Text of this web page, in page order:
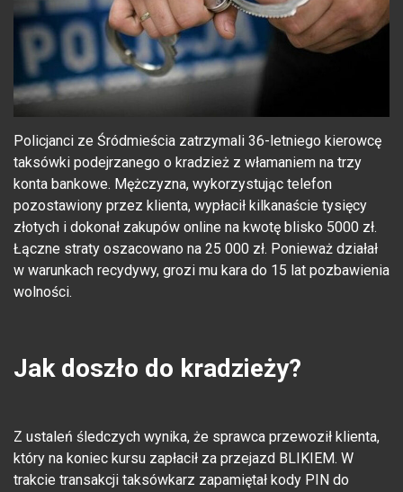
Policjanci ze Śródmieścia zatrzymali 36-letniego kierowcę
taksówki podejrzanego o kradzież z włamaniem na trzy
konta bankowe. Mężczyzna, wykorzystując telefon
pozostawiony przez klienta, wypłacił kilkanaście tysięcy
złotych i dokonał zakupów online na kwotę blisko 5000 zł.
Łączne straty oszacowano na 25 000 zł. Ponieważ działał
w warunkach recydywy, grozi mu kara do 15 lat pozbawienia
wolności.
Jak doszło do kradzieży?
Z ustaleń śledczych wynika, że sprawca przewoził klienta,
który na koniec kursu zapłacił za przejazd BLIKIEM. W
trakcie transakcji taksówkarz zapamiętał kody PIN do